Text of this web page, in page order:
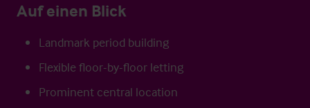
Auf einen Blick
Landmark period building
Flexible floor-by-floor letting
Prominent central location